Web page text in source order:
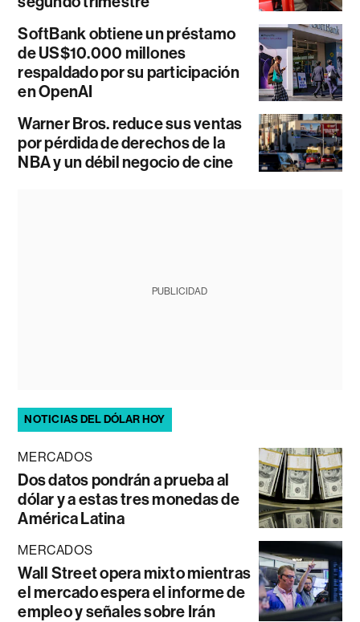
SoftBank obtiene un préstamo
de US$10.000 millones
respaldado por su participación
en OpenAI
Warner Bros. reduce sus ventas
por pérdida de derechos de la
NBA y un débil negocio de cine
PUBLICIDAD
NOTICIAS DEL DÓLAR HOY
MERCADOS
Dos datos pondrán a prueba al
dólar y a estas tres monedas de
América Latina
MERCADOS
Wall Street opera mixto mientras
el mercado espera el informe de
empleo y señales sobre Irán